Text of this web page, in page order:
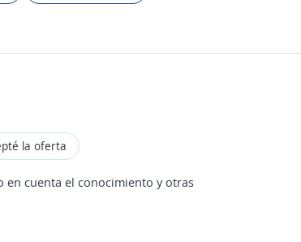
la oferta
en cuenta el conocimiento y otras